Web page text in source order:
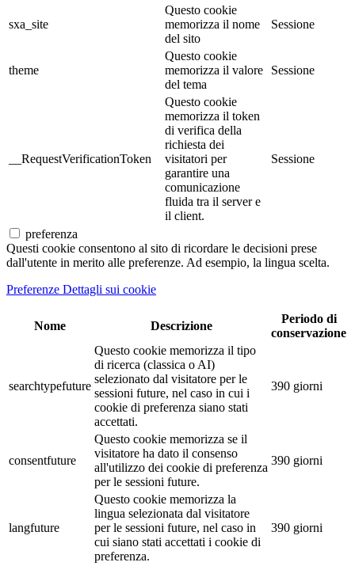
sxa_site
Questo cookie
memorizza il nome
del sito
Sessione
theme
Questo cookie
memorizza il valore
del tema
Sessione
__RequestVerificationToken
Questo cookie
memorizza il token
di verifica della
richiesta dei
visitatori per
garantire una
comunicazione
fluida tra il server e
il client.
Sessione
preferenza
Questi cookie consentono al sito di ricordare le decisioni prese
dall'utente in merito alle preferenze. Ad esempio, la lingua scelta.
Preferenze Dettagli sui cookie
Nome Descrizione
Periodo di
conservazione
searchtypefuture
Questo cookie memorizza il tipo
di ricerca (classica o AI)
selezionato dal visitatore per le
sessioni future, nel caso in cui i
cookie di preferenza siano stati
accettati.
390 giorni
consentfuture
Questo cookie memorizza se il
visitatore ha dato il consenso
all'utilizzo dei cookie di preferenza
per le sessioni future.
390 giorni
langfuture
Questo cookie memorizza la
lingua selezionata dal visitatore
per le sessioni future, nel caso in
cui siano stati accettati i cookie di
preferenza.
390 giorni